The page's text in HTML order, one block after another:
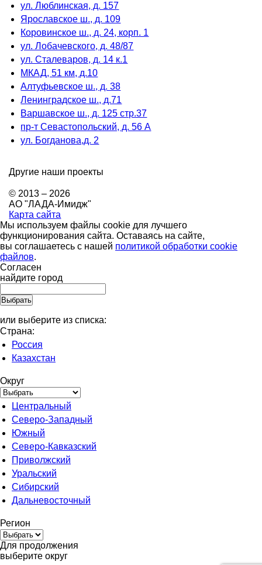
ул. Люблинская, д. 157
Ярославское ш., д. 109
Коровинское ш., д. 24, корп. 1
ул. Лобачевского, д. 48/87
ул. Сталеваров, д. 14 к.1
МКАД, 51 км, д.10
Алтуфьевское ш., д. 38
Ленинградское ш., д.71
Варшавское ш., д. 125 стр.37
пр-т Севастопольский, д. 56 А
ул. Богданова,д. 2
Другие наши проекты
© 2013 – 2026
АО "ЛАДА-Имидж"
Карта сайта
Мы используем файлы cookie для лучшего
функционирования сайта. Оставаясь на сайте,
вы соглашаетесь с нашей политикой обработки cookie
файлов.
Согласен
найдите город
или выберите из списка:
Страна:
Россия
Казахстан
Округ
Центральный
Северо-Западный
Южный
Северо-Кавказский
Приволжский
Уральский
Сибирский
Дальневосточный
Регион
Для продолжения
выберите округ